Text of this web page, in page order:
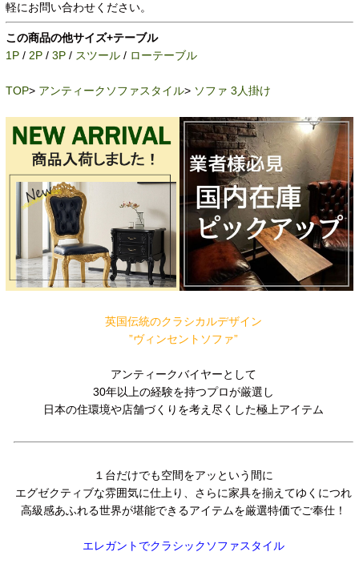
軽にお問い合わせください。
この商品の他サイズ+テーブル
1P / 2P / 3P / スツール / ローテーブル
TOP> アンティークソファスタイル> ソファ 3人掛け
英国伝統のクラシカルデザイン
”ヴィンセントソファ”
アンティークバイヤーとして
30年以上の経験を持つプロが厳選し
日本の住環境や店舗づくりを考え尽くした極上アイテム
１台だけでも空間をアッという間に
エグゼクティブな雰囲気に仕上り、さらに家具を揃えてゆくにつれ
高級感あふれる世界が堪能できるアイテムを厳選特価でご奉仕！
エレガントでクラシックソファスタイル